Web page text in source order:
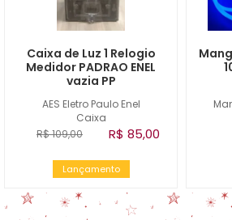
AES Eletro Paulo Enel
Caixa
Caixa de Luz 1 Relogio
Medidor PADRAO ENEL
vazia PP
R$ 109,00 R$ 85,00
Lançamento